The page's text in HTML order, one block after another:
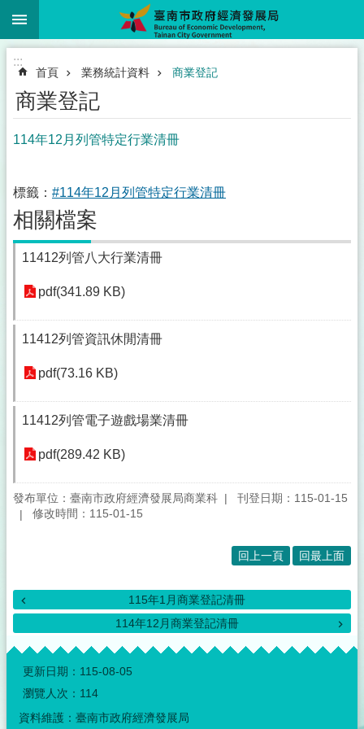
跳到主要內容區塊
:::
首頁 業務統計資料 商業登記
商業登記
114年12月列管特定行業清冊
標籤： #114年12月列管特定行業清冊
相關檔案
11412列管八大行業清冊
pdf(341.89 KB)
11412列管資訊休閒清冊
pdf(73.16 KB)
11412列管電子遊戲場業清冊
pdf(289.42 KB)
發布單位：臺南市政府經濟發展局商業科
刊登日期：115-01-15
修改時間：115-01-15
回上一頁 回最上面
115年1月商業登記清冊
114年12月商業登記清冊
:::
更新日期： 115-08-05
瀏覽人次： 114
資料維護：臺南市政府經濟發展局